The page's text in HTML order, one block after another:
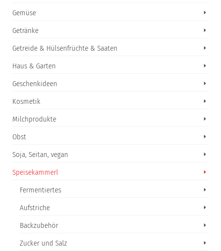
Gemüse
Getränke
Getreide & Hülsenfrüchte & Saaten
Haus & Garten
Geschenkideen
Kosmetik
Milchprodukte
Obst
Soja, Seitan, vegan
Speisekammerl
Fermentiertes
Aufstriche
Backzubehör
Zucker und Salz